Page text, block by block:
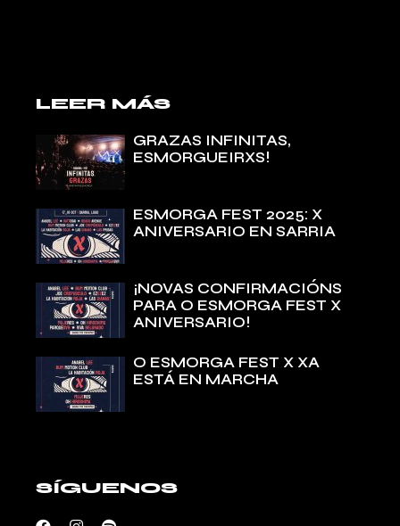
LEER MÁS
GRAZAS INFINITAS,
ESMORGUEIRXS!
ESMORGA FEST 2025: X
ANIVERSARIO EN SARRIA
¡NOVAS CONFIRMACIÓNS
PARA O ESMORGA FEST X
ANIVERSARIO!
O ESMORGA FEST X XA
ESTÁ EN MARCHA
SÍGUENOS